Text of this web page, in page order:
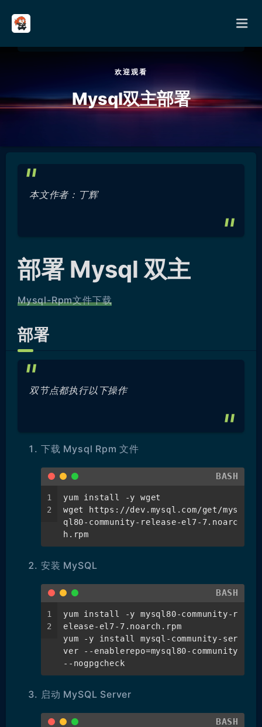
分类
欢迎观看
Mysql双主部署
本文作者：丁辉
部署 Mysql 双主
Mysql-Rpm文件下载
部署
双节点都执行以下操作
下载 Mysql Rpm 文件
BASH
1
2
yum install -y wget
wget https://dev.mysql.com/get/mys
ql80-community-release-el7-7.noarc
h.rpm
安装 MySQL
BASH
1
2
yum install -y mysql80-community-r
elease-el7-7.noarch.rpm
yum -y install mysql-community-ser
ver --enablerepo=mysql80-community
--nogpgcheck
启动 MySQL Server
BASH